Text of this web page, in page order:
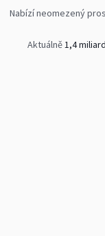
Nabízí neomezený
Aktuálně1,4